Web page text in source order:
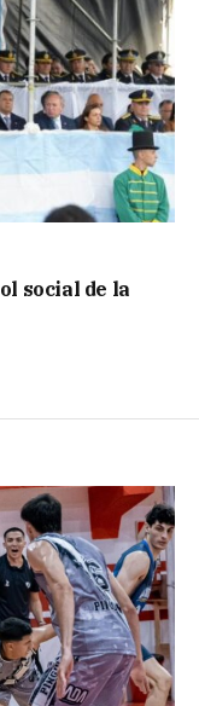
social de la